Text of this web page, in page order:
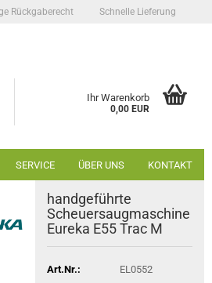
Rückgaberecht Schnelle Lieferung
Ihr Warenkorb
0,00 EUR
SERVICE ÜBER UNS KONTAKT
handgeführte
Scheuersaugmaschine
Eureka E55 Trac M
Art.Nr.:
EL0552